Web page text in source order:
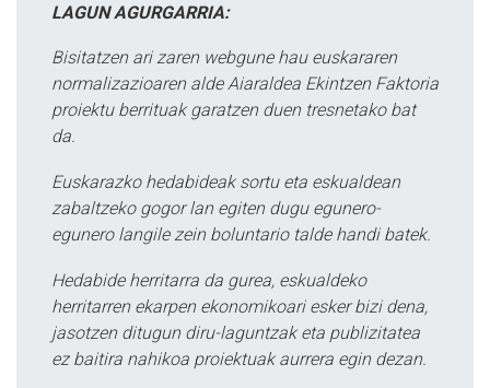
LAGUN AGURGARRIA:
Bisitatzen ari zaren webgune hau euskararen
normalizazioaren alde Aiaraldea Ekintzen Faktoria
proiektu berrituak garatzen duen tresnetako bat
da.
Euskarazko hedabideak sortu eta eskualdean
zabaltzeko gogor lan egiten dugu egunero-
egunero langile zein boluntario talde handi batek.
Hedabide herritarra da gurea, eskualdeko
herritarren ekarpen ekonomikoari esker bizi dena,
jasotzen ditugun diru-laguntzak eta publizitatea
ez baitira nahikoa proiektuak aurrera egin dezan.